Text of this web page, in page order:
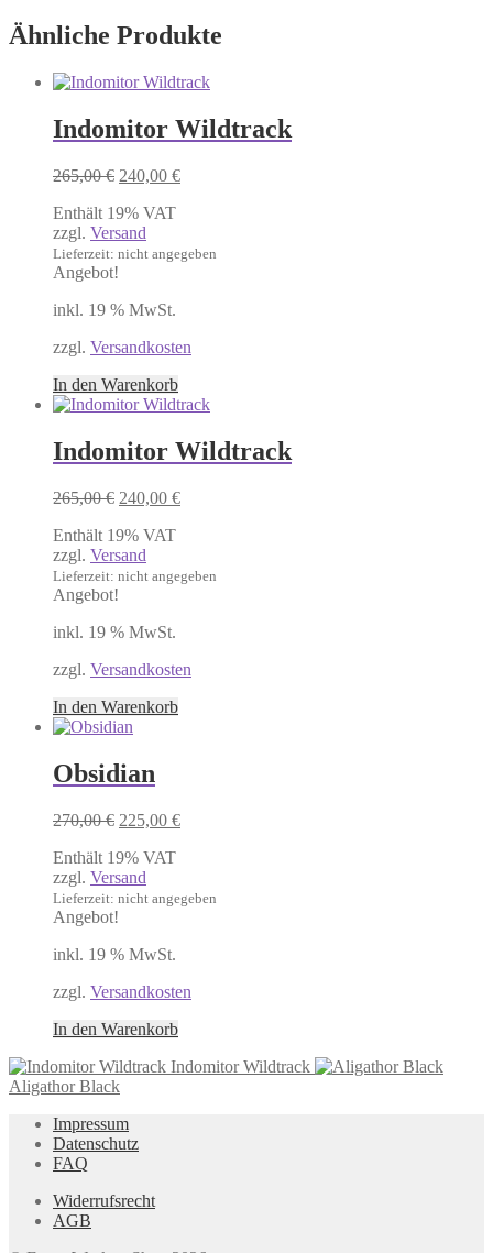
Ähnliche Produkte
Indomitor Wildtrack
265,00€ Ursprünglicher
war:
265,00 €
240,00 €Aktueller
Enthält 19% VAT
zzgl. Versand
Lieferzeit: nicht angegeben
Angebot!
inkl. 19 % MwSt.
zzgl. Versandkosten
In den Warenkorb
Indomitor Wildtrack
265,00€ Ursprünglicher
war:
265,00 €
240,00 €Aktueller
Enthält 19% VAT
zzgl. Versand
Lieferzeit: nicht angegeben
Angebot!
inkl. 19 % MwSt.
zzgl. Versandkosten
In den Warenkorb
Obsidian
270,00€ Ursprünglicher
war:
270,00 €
225,00 €Aktueller
Enthält 19% VAT
zzgl. Versand
Lieferzeit: nicht angegeben
Angebot!
inkl. 19 % MwSt.
zzgl. Versandkosten
In den Warenkorb
Indomitor Wildtrack
Aligathor Black
Impressum
Datenschutz
FAQ
Widerrufsrecht
AGB